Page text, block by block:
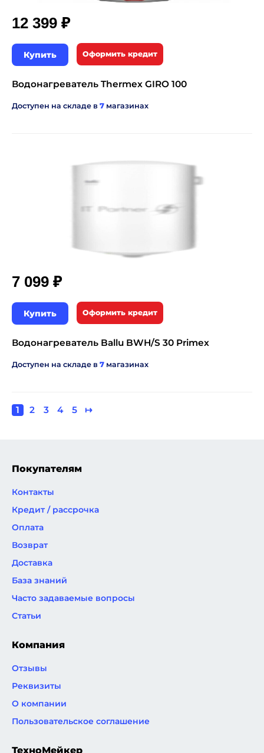
12 399 ₽
Купить Оформить кредит
Водонагреватель Thermex GIRO 100
Доступен на складе в 7 магазинах
7 099 ₽
Купить Оформить кредит
Водонагреватель Ballu BWH/S 30 Primex
Доступен на складе в 7 магазинах
Нумерация
Текущая
1 Page
2 Page
3 Page
4 Page
5
Следующая
↦
Покупателям
Контакты
Кредит / рассрочка
Оплата
Возврат
Доставка
База знаний
Часто задаваемые вопросы
Статьи
Компания
Отзывы
Реквизиты
О компании
Пользовательское соглашение
ТехноМейкер